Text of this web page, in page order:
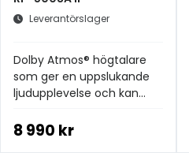
Leverantörslager
Dolby Atmos® högtalare
som ger en uppslukande
ljudupplevelse och kan
Atmos® till bakre
8 990 kr